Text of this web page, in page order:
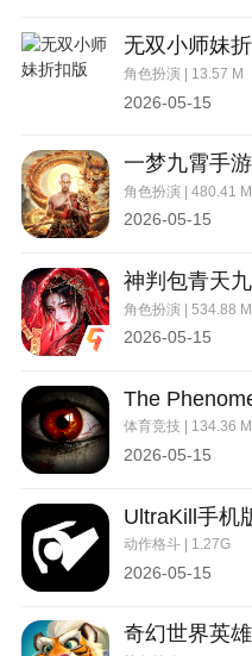
互动方式支持玩家发文字
动性强。新引进的语音系
增加了几分幽趣气息，十
级棋牌新萌玩家快速的上
5、小编今天为各位玩家
版本的下载，玩家在游
体验，你可以体验到刺激
游戏玩法，够级棋牌而且
鱼玩法，感兴趣的玩家快
新版本体验一下吧。
6、提供举报机制，如遇
直接记住对方ID进行实名
7、一款百分百真人游戏
式玩法也非常精彩，支持
获得免费金币，而且还
的话不要错过了，快来点
无双小师妹
角色扮演 | 13.57 M
2026-05-15
一梦九霄手游
角色扮演 | 480.41 M
2026-05-15
神判包青天
角色扮演 | 534.88 M
2026-05-15
The
体育竞技 | 134.36
2026-05-15
UltraKill手机
动作格斗 | 1.27G
2026-05-15
奇幻世界英雄